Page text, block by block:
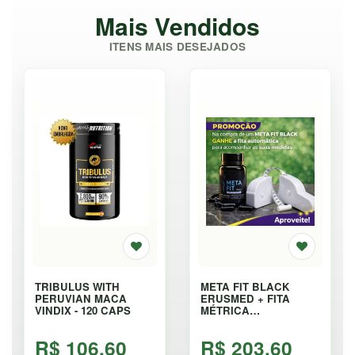
Mais Vendidos
ITENS MAIS DESEJADOS
TRIBULUS WITH
PERUVIAN MACA
VINDIX - 120 CAPS
R$ 106,60
META FIT BLACK
ERUSMED + FITA
MÉTRICA
R$ 203,60